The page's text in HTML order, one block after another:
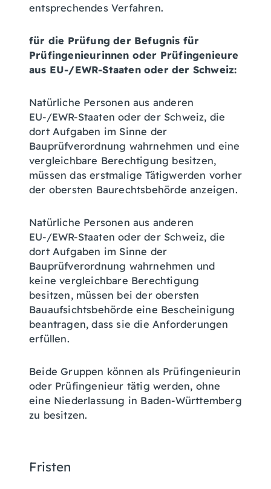
entsprechendes Verfahren.
für die Prüfung der Befugnis für
Prüfingenieurinnen oder Prüfingenieure
aus EU-/EWR-Staaten oder der Schweiz:
Natürliche Personen aus anderen
EU-/EWR-Staaten oder der Schweiz, die
dort Aufgaben im Sinne der
Bauprüfverordnung wahrnehmen und eine
vergleichbare Berechtigung besitzen,
müssen das erstmalige Tätigwerden vorher
der obersten Baurechtsbehörde anzeigen.
Natürliche Personen aus anderen
EU-/EWR-Staaten oder der Schweiz, die
dort Aufgaben im Sinne der
Bauprüfverordnung wahrnehmen und
keine vergleichbare Berechtigung
besitzen, müssen bei der obersten
Bauaufsichtsbehörde eine Bescheinigung
beantragen, dass sie die Anforderungen
erfüllen.
Beide Gruppen können als Prüfingenieurin
oder Prüfingenieur tätig werden, ohne
eine Niederlassung in Baden-Württemberg
zu besitzen.
Fristen